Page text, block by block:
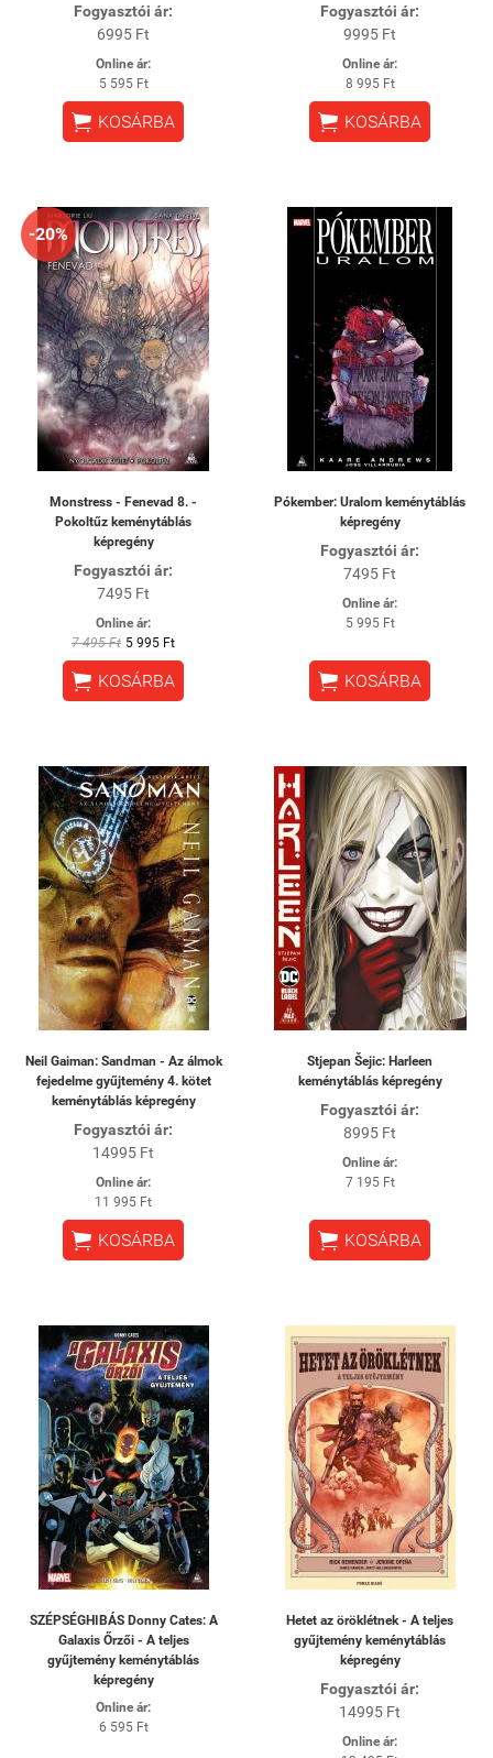
Fogyasztói ár:
6995 Ft
Online ár:
5 595 Ft
 KOSÁRBA
Fogyasztói ár:
9995 Ft
Online ár:
8 995 Ft
 KOSÁRBA
-20%
Monstress - Fenevad 8. -
Pokoltűz keménytáblás
képregény
Fogyasztói ár:
7495 Ft
Online ár:
7 495 Ft 5 995 Ft
 KOSÁRBA
Pókember: Uralom keménytáblás
képregény
Fogyasztói ár:
7495 Ft
Online ár:
5 995 Ft
 KOSÁRBA
Neil Gaiman: Sandman - Az álmok
fejedelme gyűjtemény 4. kötet
keménytáblás képregény
Fogyasztói ár:
14995 Ft
Online ár:
11 995 Ft
 KOSÁRBA
Stjepan Šejic: Harleen
keménytáblás képregény
Fogyasztói ár:
8995 Ft
Online ár:
7 195 Ft
 KOSÁRBA
SZÉPSÉGHIBÁS Donny Cates: A
Galaxis Őrzői - A teljes
gyűjtemény keménytáblás
képregény
Online ár:
6 595 Ft
Hetet az öröklétnek - A teljes
gyűjtemény keménytáblás
képregény
Fogyasztói ár:
14995 Ft
Online ár: